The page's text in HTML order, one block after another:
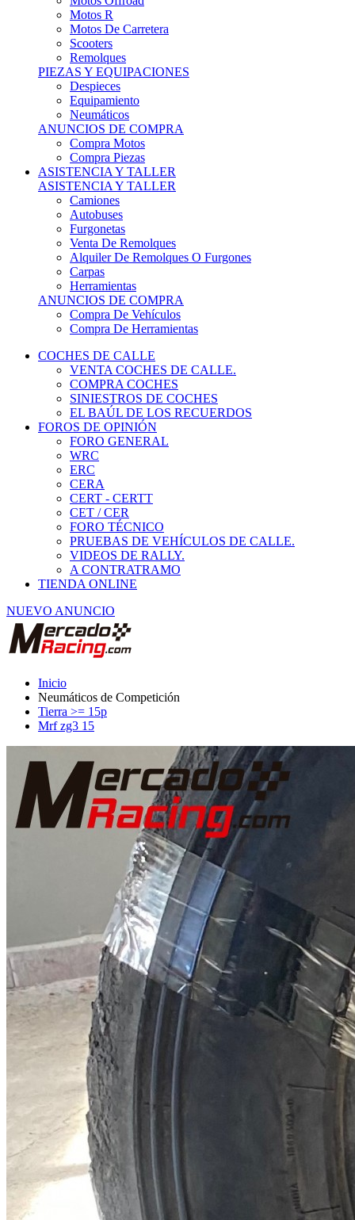
Motos R
Motos De Carretera
Scooters
Remolques
PIEZAS Y EQUIPACIONES
Despieces
Equipamiento
Neumáticos
ANUNCIOS DE COMPRA
Compra Motos
Compra Piezas
ASISTENCIA Y TALLER
ASISTENCIA Y TALLER
Camiones
Autobuses
Furgonetas
Venta De Remolques
Alquiler De Remolques O Furgones
Carpas
Herramientas
ANUNCIOS DE COMPRA
Compra De Vehículos
Compra De Herramientas
COCHES DE CALLE
VENTA COCHES DE CALLE.
COMPRA COCHES
SINIESTROS DE COCHES
EL BAÚL DE LOS RECUERDOS
FOROS DE OPINIÓN
FORO GENERAL
WRC
ERC
CERA
CERT - CERTT
CET / CER
FORO TÉCNICO
PRUEBAS DE VEHÍCULOS DE CALLE.
VIDEOS DE RALLY.
A CONTRATRAMO
TIENDA ONLINE
NUEVO ANUNCIO
Inicio
Neumáticos de Competición
Tierra >= 15p
Mrf zg3 15